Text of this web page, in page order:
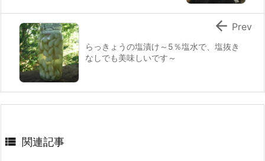
らっきょうの塩漬け～5％塩水で、塩抜き
なしでも美味しいです～
 Prev
 関連記事